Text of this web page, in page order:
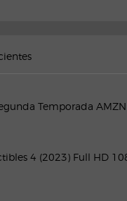
Temporada
4 (2023) Full HD